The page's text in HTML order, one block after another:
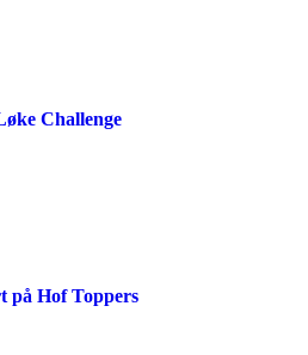
Challenge
på Hof Toppers